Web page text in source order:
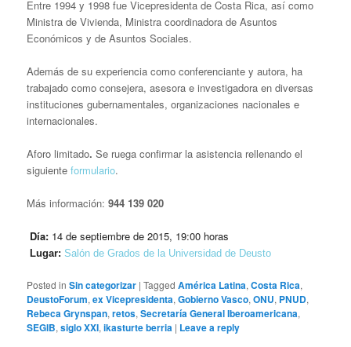
Entre 1994 y 1998 fue Vicepresidenta de Costa Rica, así como
Ministra de Vivienda, Ministra coordinadora de Asuntos
Económicos y de Asuntos Sociales.
Además de su experiencia como conferenciante y autora, ha
trabajado como consejera, asesora e investigadora en diversas
instituciones gubernamentales, organizaciones nacionales e
internacionales.
Aforo limitado. Se ruega confirmar la asistencia rellenando el
siguienteformulario.
Más información:944 139 020
Día: 14 de septiembre de 2015, 19:00 horas
Lugar:Salón de Grados de la Universidad de Deusto
Posted in Sin categorizar |Tagged América Latina,Costa Rica,
DeustoForum,ex Vicepresidenta,Gobierno Vasco,ONU, PNUD,
Rebeca Grynspan,retos,Secretaría General Iberoamericana,
SEGIB,siglo XXI,ikasturte berria | Leave a reply